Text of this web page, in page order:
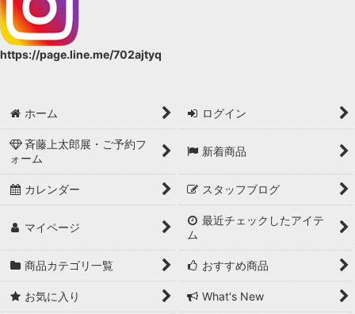
https://page.line.me/702ajtyq
ホーム ログイン
斉藤上太郎展・ご予約フ
ォーム
新着商品
カレンダー スタッフブログ
マイページ
最近チェックしたアイテ
ム
商品カテゴリ一覧 おすすめ商品
お気に入り What's New